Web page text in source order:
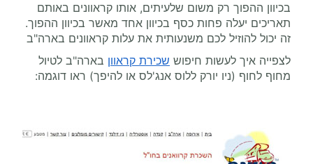
בכיוון ההפוך רק משום שלעיתים, אותו קראוונים באותם
תאריכים יעלה פחות כסף בכיוון אחד מאשר בכיוון ההפוך.
זה יכול להוזיל לכם משנעותית את עלות קראוונים בארה"ב
לצפייה איך לעשות חיפוש שכירת קראוון בארה"ב לטיול
מחוף לחוף (ניו יורק ללוס אנג'לס או להיפך) ראו דוגמה: